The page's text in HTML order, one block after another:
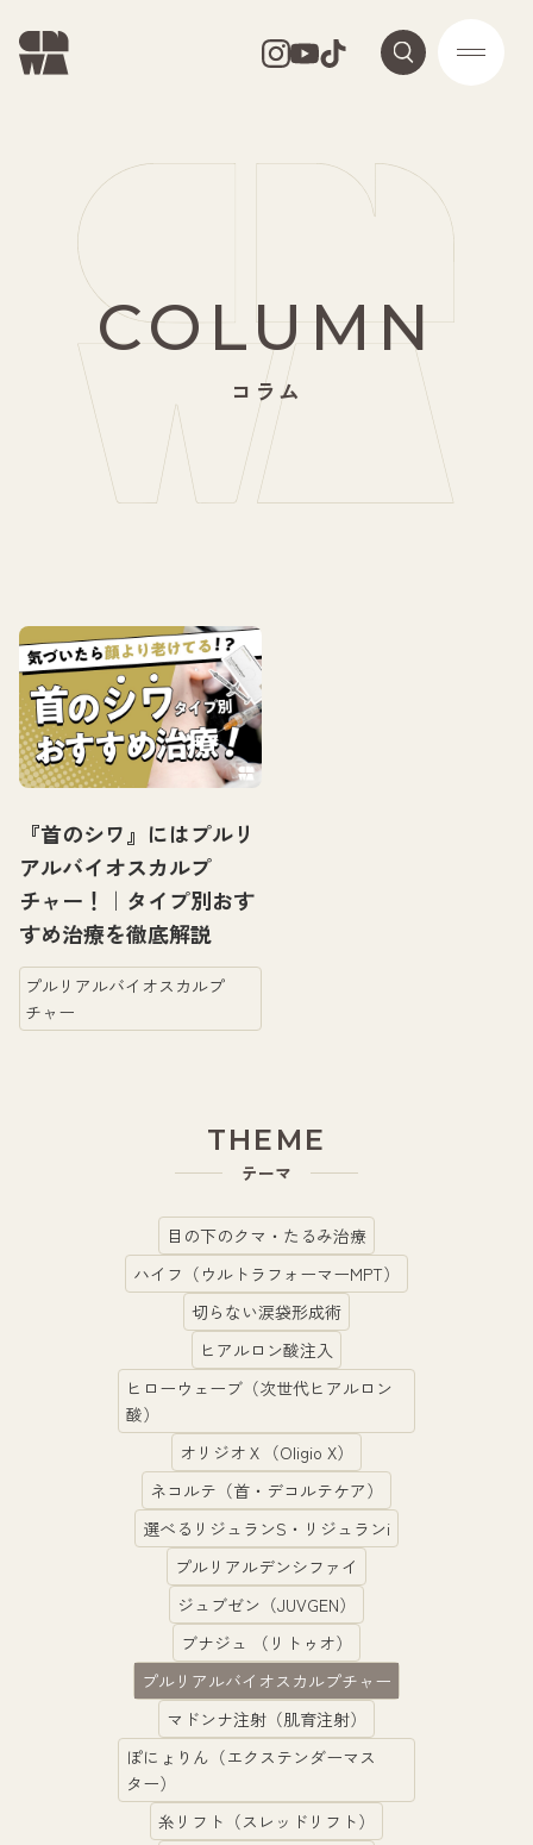
COLUMN
コラム
『首のシワ』にはプルリ
アルバイオスカルプ
チャー！｜タイプ別おす
すめ治療を徹底解説
プルリアルバイオスカルプ
チャー
THEME
テーマ
目の下のクマ・たるみ治療
ハイフ（ウルトラフォーマーMPT）
切らない涙袋形成術
ヒアルロン酸注入
ヒローウェーブ（次世代ヒアルロン
酸）
オリジオＸ（Oligio X）
ネコルテ（首・デコルテケア）
選べるリジュランS・リジュランi
プルリアルデンシファイ
ジュブゼン（JUVGEN）
ブナジュ （リトゥオ）
プルリアルバイオスカルプチャー
マドンナ注射（肌育注射）
ぽにょりん（エクステンダーマス
ター）
糸リフト（スレッドリフト）